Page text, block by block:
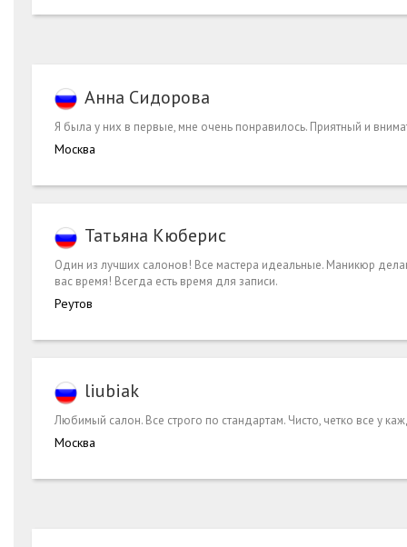
Анна Сидорова
Я была у них в первые, мне очень понравилось. Приятный и
Москва
Татьяна Кюберис
Один из лучших салонов! Все мастера идеальные. Маникюр
вас время! Всегда есть время для записи.
Реутов
liubiak
Любимый салон. Все строго по стандартам. Чисто, четко все у
Москва